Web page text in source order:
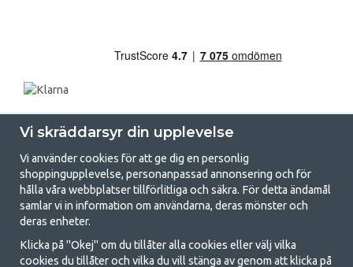
GetCamping.se - Din butik för camping
och uteliv
Vi skräddarsyr din upplevelse
Vi använder cookies för att ge dig en personlig
shoppingupplevelse, personanpassad annonsering och för
hålla våra webbplatser tillförlitliga och säkra. För detta ändamål
samlar vi in information om användarna, deras mönster och
deras enheter.
Klicka på "Okej" om du tillåter alla cookies eller välj vilka
cookies du tillåter och vilka du vill stänga av genom att klicka på